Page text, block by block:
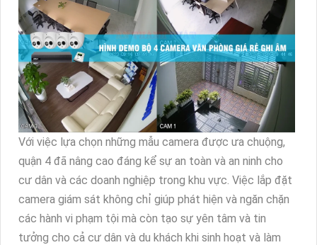
Với việc lựa chọn những mẫu camera được ưa chuộng,
quận 4 đã nâng cao đáng kể sự an toàn và an ninh cho
cư dân và các doanh nghiệp trong khu vực. Việc lắp đặt
camera giám sát không chỉ giúp phát hiện và ngăn chặn
các hành vi phạm tội mà còn tạo sự yên tâm và tin
tưởng cho cả cư dân và du khách khi sinh hoạt và làm